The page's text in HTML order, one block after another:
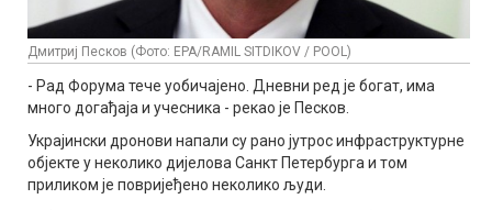
Дмитриј Песков (Фото: EPA/RAMIL SITDIKOV / POOL)
- Рад Форума тече уобичајено. Дневни ред је богат, има
много догађаја и учесника - рекао је Песков.
Украјински дронови напали су рано јутрос инфраструктурне
објекте у неколико дијелова Санкт Петербурга и том
приликом је повријеђено неколико људи.